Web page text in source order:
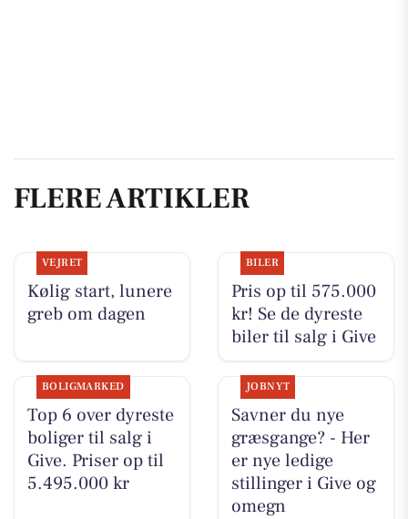
FLERE ARTIKLER
VEJRET
Kølig start, lunere
greb om dagen
BILER
Pris op til 575.000
kr! Se de dyreste
biler til salg i Give
BOLIGMARKED
Top 6 over dyreste
boliger til salg i
Give. Priser op til
5.495.000 kr
JOBNYT
Savner du nye
græsgange? - Her
er nye ledige
stillinger i Give og
omegn